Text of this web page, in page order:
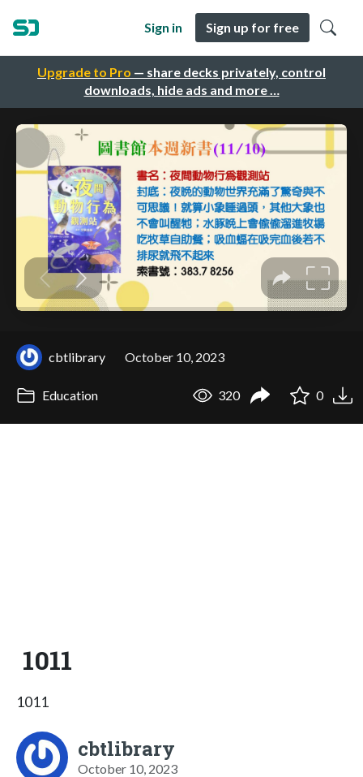
Upgrade to Pro — share decks privately, control
downloads, hide ads and more …
Sign in Sign up for free
cbtlibrary October 10, 2023
Education 320 0
1011
1011
cbtlibrary
October 10, 2023